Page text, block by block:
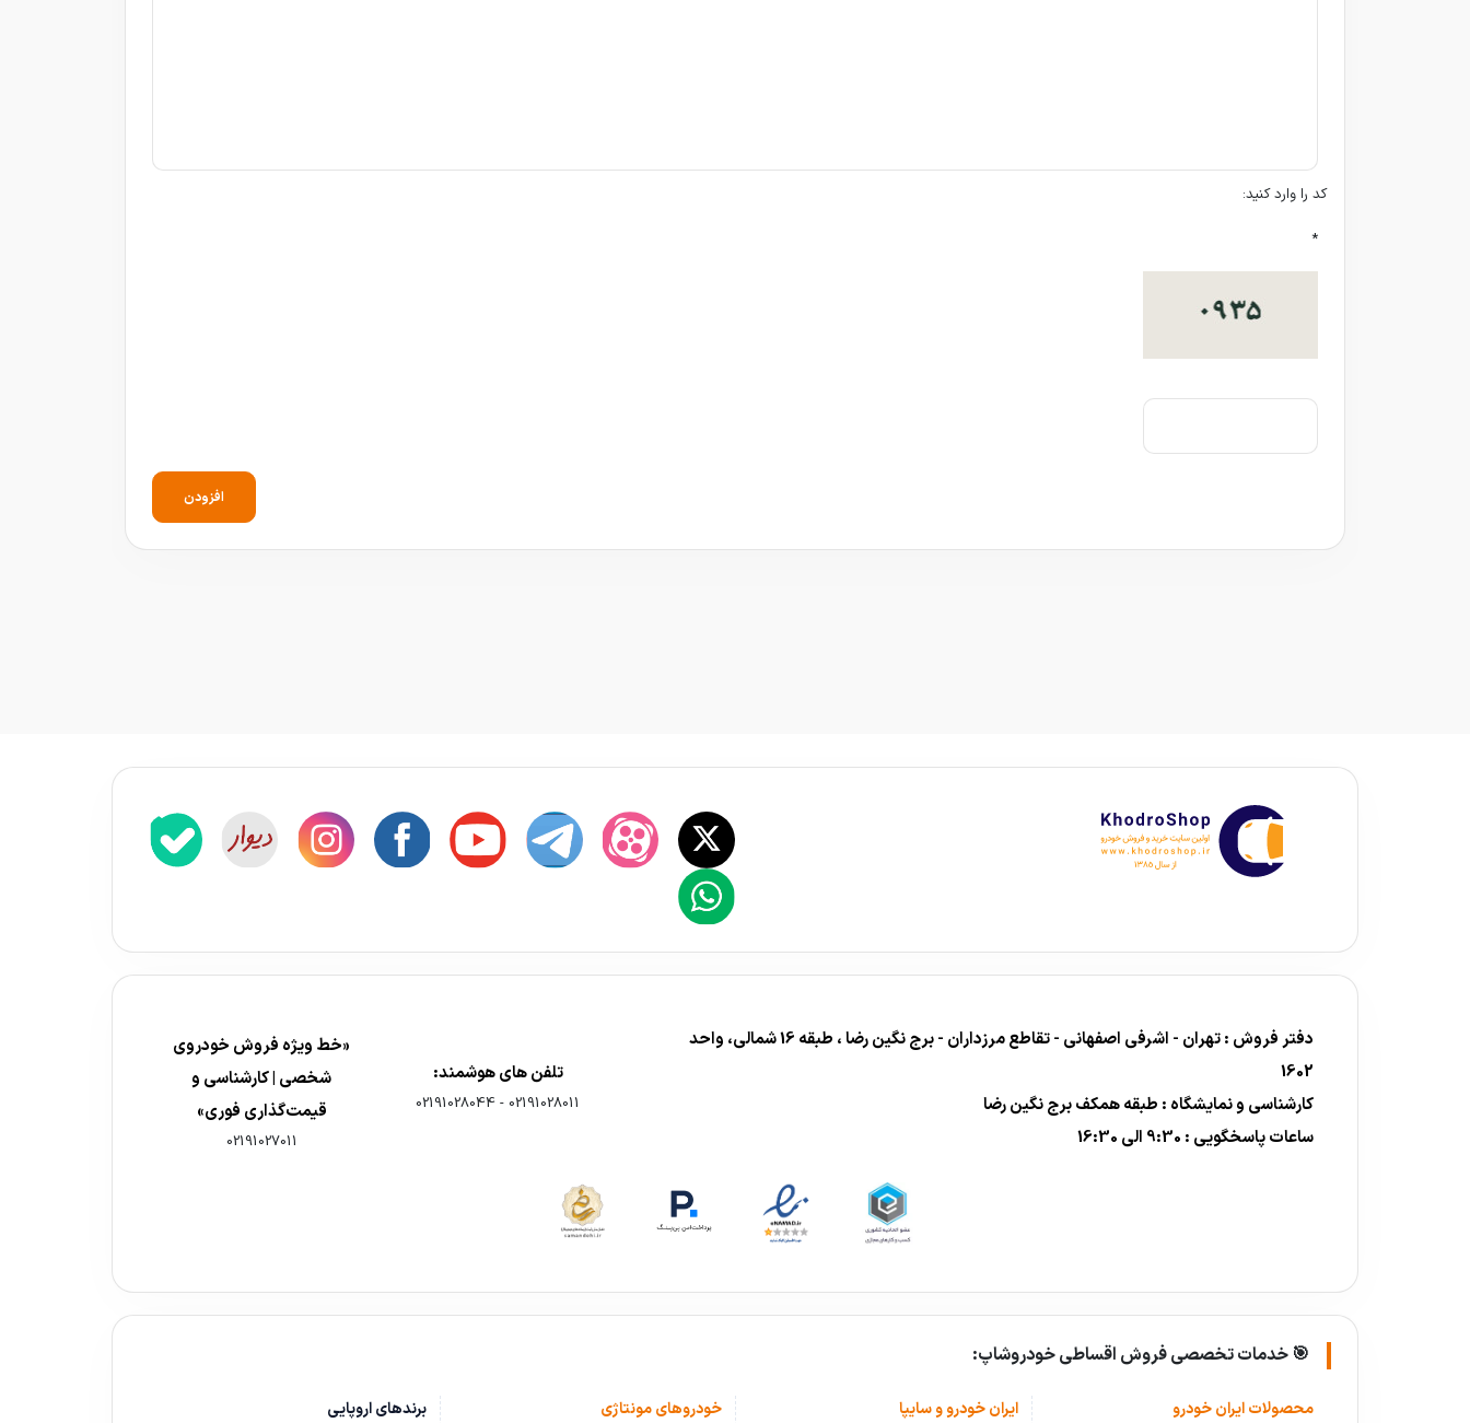
کد را وارد کنید:
*
افزودن
دفتر فروش : تهران - اشرفی اصفهانی - تقاطع مرزداران - برج نگین رضا ، طبقه 16 شمالی، واحد
1602
کارشناسی و نمایشگاه : طبقه همکف برج نگین رضا
ساعات پاسخگویی : 9:30 الی 16:30
تلفن های هوشمند:
02191028011
-
02191028044
«خط ویژه فروش خودروی
شخصی | کارشناسی و
قیمت‌گذاری فوری»
02191027011
🎯 خدمات تخصصی فروش اقساطی خودروشاپ:
محصولات ایران خودرو ایران خودرو و سایپا خودروهای مونتاژی برندهای اروپایی